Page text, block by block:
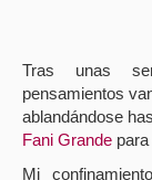
Tras unas
pensamientos
ablandándose
Fani Grande
Mi